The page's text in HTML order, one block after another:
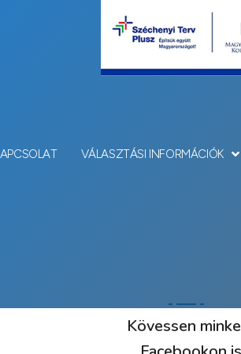
VÁLASZTÁSI INFORMÁCIÓK
Kövessen